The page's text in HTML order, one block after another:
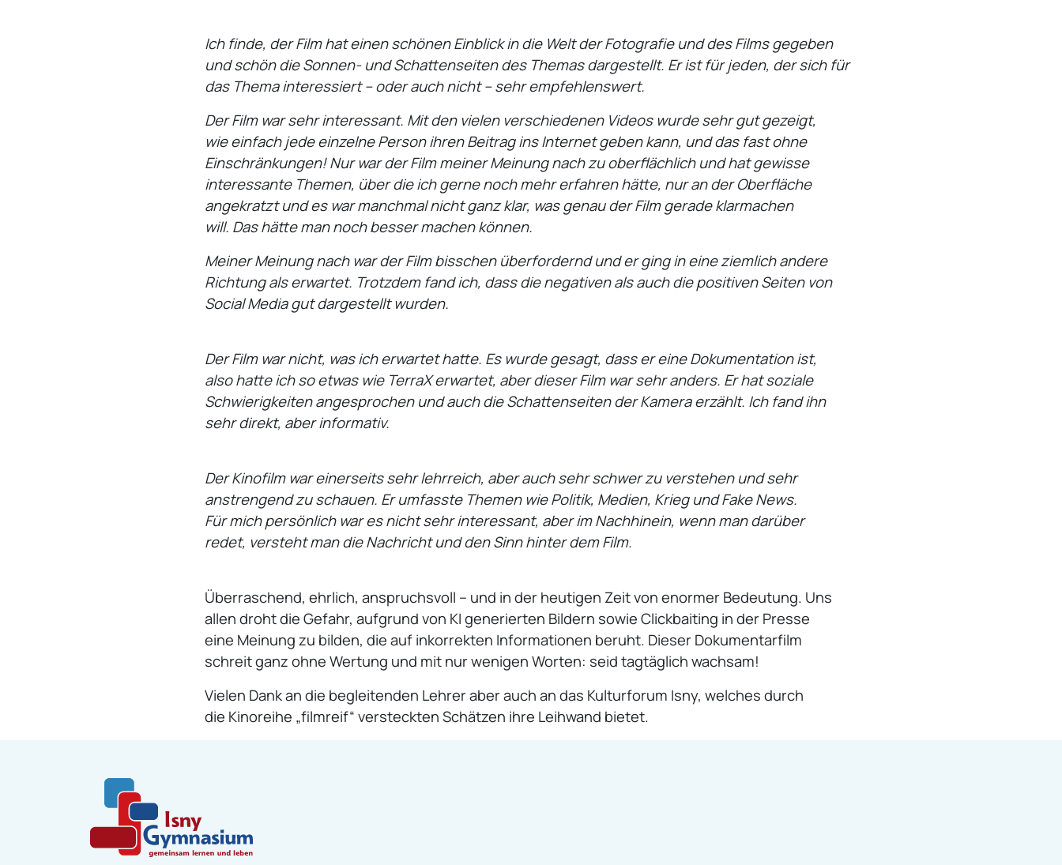
Ich finde, der Film hat einen schönen Einblick in die Welt der Fotografie und des Films gegeben
und schön die Sonnen- und Schattenseiten des Themas dargestellt. Er ist für jeden, der sich für
das Thema interessiert – oder auch nicht – sehr empfehlenswert.
Der Film war sehr interessant. Mit den vielen verschiedenen Videos wurde sehr gut gezeigt,
wie einfach jede einzelne Person ihren Beitrag ins Internet geben kann, und das fast ohne
Einschränkungen! Nur war der Film meiner Meinung nach zu oberflächlich und hat gewisse
interessante Themen, über die ich gerne noch mehr erfahren hätte, nur an der Oberfläche
angekratzt und es war manchmal nicht ganz klar, was genau der Film gerade klarmachen
will. Das hätte man noch besser machen können.
Meiner Meinung nach war der Film bisschen überfordernd und er ging in eine ziemlich andere
Richtung als erwartet. Trotzdem fand ich, dass die negativen als auch die positiven Seiten von
Social Media gut dargestellt wurden.
Der Film war nicht, was ich erwartet hatte. Es wurde gesagt, dass er eine Dokumentation ist,
also hatte ich so etwas wie TerraX erwartet, aber dieser Film war sehr anders. Er hat soziale
Schwierigkeiten angesprochen und auch die Schattenseiten der Kamera erzählt. Ich fand ihn
sehr direkt, aber informativ.
Der Kinofilm war einerseits sehr lehrreich, aber auch sehr schwer zu verstehen und sehr
anstrengend zu schauen. Er umfasste Themen wie Politik, Medien, Krieg und Fake News.
Für mich persönlich war es nicht sehr interessant, aber im Nachhinein, wenn man darüber
redet, versteht man die Nachricht und den Sinn hinter dem Film.
Überraschend, ehrlich, anspruchsvoll – und in der heutigen Zeit von enormer Bedeutung. Uns
allen droht die Gefahr, aufgrund von KI generierten Bildern sowie Clickbaiting in der Presse
eine Meinung zu bilden, die auf inkorrekten Informationen beruht. Dieser Dokumentarfilm
schreit ganz ohne Wertung und mit nur wenigen Worten: seid tagtäglich wachsam!
Vielen Dank an die begleitenden Lehrer aber auch an das Kulturforum Isny, welches durch
die Kinoreihe „filmreif“ versteckten Schätzen ihre Leihwand bietet.